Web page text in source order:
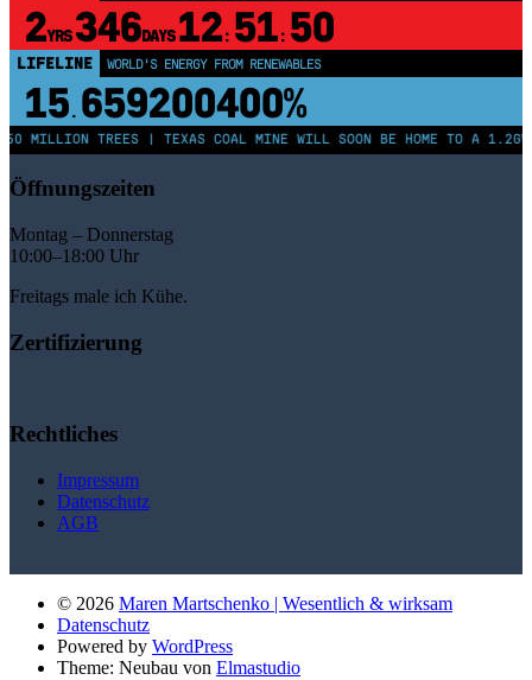
2YRS346DAYS 12: 51: 50
LIFELINE WORLD'S ENERGY FROM RENEWABLES
15. 659200400%
MILLION TREES | TEXAS COAL MINE WILL SOON BE HOME TO A
Öffnungszeiten
Montag – Donnerstag
10:00–18:00 Uhr
Freitags male ich Kühe.
Zertifizierung
Rechtliches
Impressum
Datenschutz
AGB
© 2026 Maren Martschenko | Wesentlich & wirksam
Datenschutz
Powered by WordPress
Theme: Neubau von Elmastudio